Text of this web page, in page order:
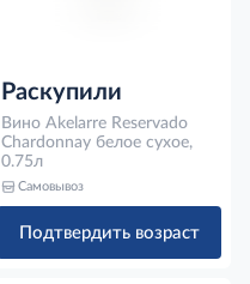
Раскупили
Вино Akelarre Reservado
Chardonnay белое сухое,
0.75л
Самовывоз
Подтвердить возраст